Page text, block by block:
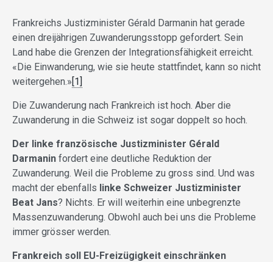
Frankreichs Justizminister Gérald Darmanin hat gerade
einen dreijährigen Zuwanderungsstopp gefordert. Sein
Land habe die Grenzen der Integrationsfähigkeit erreicht.
«Die Einwanderung, wie sie heute stattfindet, kann so nicht
weitergehen.»[1]
Die Zuwanderung nach Frankreich ist hoch. Aber die
Zuwanderung in die Schweiz ist sogar doppelt so hoch.
Der linke französische Justizminister Gérald
Darmanin fordert eine deutliche Reduktion der
Zuwanderung. Weil die Probleme zu gross sind. Und was
macht der ebenfalls linke Schweizer Justizminister
Beat Jans? Nichts. Er will weiterhin eine unbegrenzte
Massenzuwanderung. Obwohl auch bei uns die Probleme
immer grösser werden.
Frankreich soll EU-Freizügigkeit einschränken